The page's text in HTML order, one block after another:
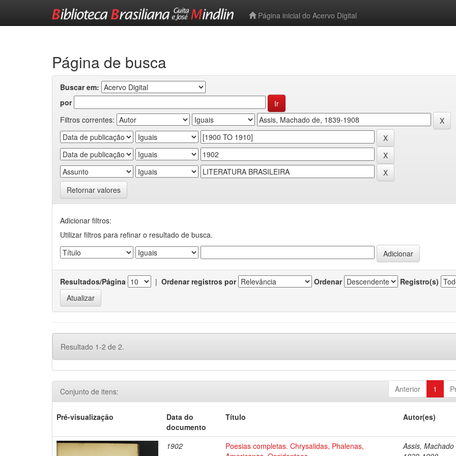
Página inicial do Acervo Digital
Página de busca
Buscar em:
por
Filtros correntes:
Retornar valores
Adicionar filtros:
Utilizar filtros para refinar o resultado de busca.
Resultados/Página | Ordenar registros por Ordenar Registro(s)
Resultado 1-2 de 2.
Anterior 1
Conjunto de itens:
Pré-visualização
Data do
documento
Título Autor(es)
1902
Poesias completas. Chrysalidas, Phalenas,
Assis, Machado